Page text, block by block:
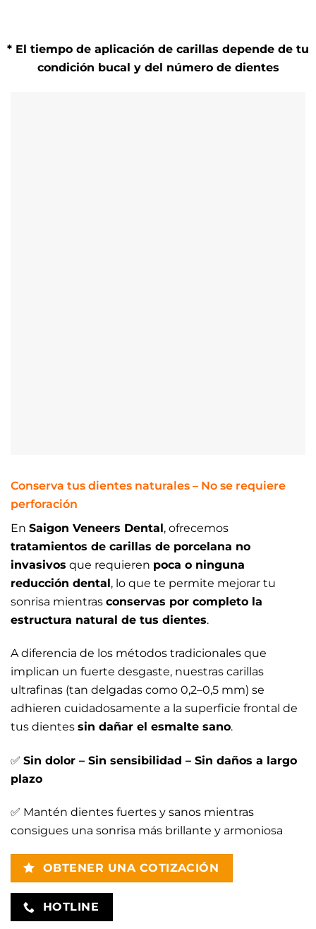
* El tiempo de aplicación de carillas depende de tu
condición bucal y del número de dientes
Conserva tus dientes naturales – No se requiere
perforación
En Saigon Veneers Dental, ofrecemos
tratamientos de carillas de porcelana no
invasivos que requieren poca o ninguna
reducción dental, lo que te permite mejorar tu
sonrisa mientras conservas por completo la
estructura natural de tus dientes.
A diferencia de los métodos tradicionales que
implican un fuerte desgaste, nuestras carillas
ultrafinas (tan delgadas como 0,2–0,5 mm) se
adhieren cuidadosamente a la superficie frontal de
tus dientes sin dañar el esmalte sano.
✅ Sin dolor – Sin sensibilidad – Sin daños a largo
plazo
✅ Mantén dientes fuertes y sanos mientras
consigues una sonrisa más brillante y armoniosa
OBTENER UNA COTIZACIÓN
HOTLINE